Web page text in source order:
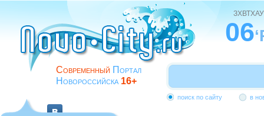
Современный Портал
Новороссийска 16+
ЗХВТХАУ
06
поиск по сайту в